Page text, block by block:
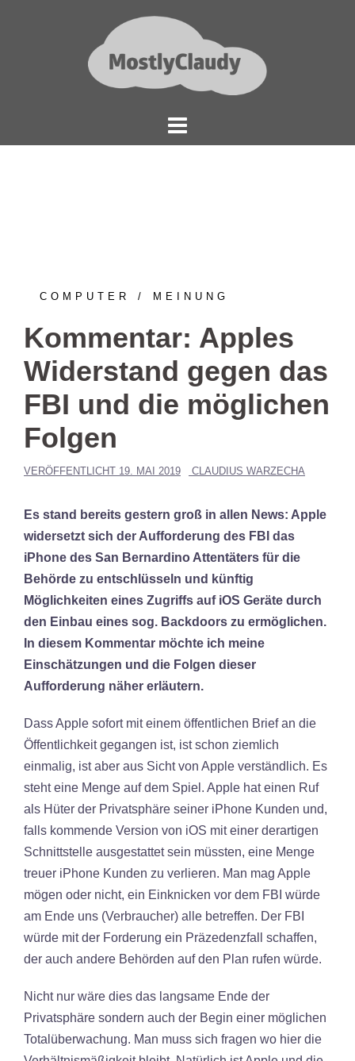
COMPUTER MEINUNG
Kommentar: Apples
Widerstand gegen das
FBI und die möglichen
Folgen
VERÖFFENTLICHT 19. MAI 2019 CLAUDIUS WARZECHA
Es stand bereits gestern groß in allen News: Apple
widersetzt sich der Aufforderung des FBI das
iPhone des San Bernardino Attentäters für die
Behörde zu entschlüsseln und künftig
Möglichkeiten eines Zugriffs auf iOS Geräte durch
den Einbau eines sog. Backdoors zu ermöglichen.
In diesem Kommentar möchte ich meine
Einschätzungen und die Folgen dieser
Aufforderung näher erläutern.
Dass Apple sofort mit einem öffentlichen Brief an die
Öffentlichkeit gegangen ist, ist schon ziemlich
einmalig, ist aber aus Sicht von Apple verständlich. Es
steht eine Menge auf dem Spiel. Apple hat einen Ruf
als Hüter der Privatsphäre seiner iPhone Kunden und,
falls kommende Version von iOS mit einer derartigen
Schnittstelle ausgestattet sein müssten, eine Menge
treuer iPhone Kunden zu verlieren. Man mag Apple
mögen oder nicht, ein Einknicken vor dem FBI würde
am Ende uns (Verbraucher) alle betreffen. Der FBI
würde mit der Forderung ein Präzedenzfall schaffen,
der auch andere Behörden auf den Plan rufen würde.
Nicht nur wäre dies das langsame Ende der
Privatsphäre sondern auch der Begin einer möglichen
Totalüberwachung. Man muss sich fragen wo hier die